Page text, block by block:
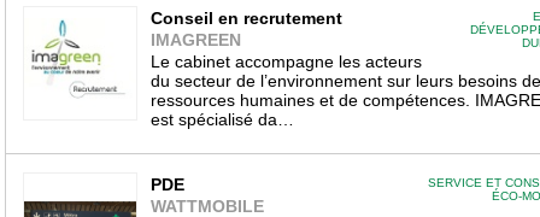
Conseil en recrutement
IMAGREEN
Le cabinet accompagne les acteurs
du secteur de l’environnement sur leurs besoins de
ressources humaines et de compétences.
est spécialisé da…
SERVICE ET
ÉCO-
PDE
WATTMOBILE